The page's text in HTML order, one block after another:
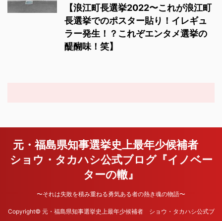
【浪江町長選挙2022〜これが浪江町
長選挙でのポスター貼り！イレギュ
ラー発生！？これぞエンタメ選挙の
醍醐味！笑】
元・福島県知事選挙史上最年少候補者
ショウ・タカハシ公式ブログ『イノベー
ターの轍』
〜それは失敗を積み重ねる勇気ある者の熱き魂の物語〜
Copyright© 元・福島県知事選挙史上最年少候補者 ショウ・タカハシ公式ブ